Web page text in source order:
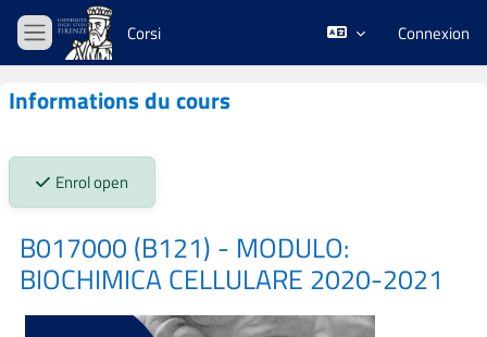
Passer au contenu principal
Panneau latéral
Corsi Connexion
Informations du cours
Stato iscrizioni:
Enrol open
B017000 (B121) - MODULO:
BIOCHIMICA CELLULARE 2020-2021